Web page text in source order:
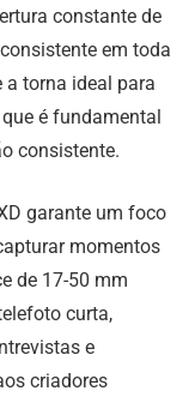
constante de
em toda
a torna ideal para
é fundamental
consistente.
garante um foco
momentos
de 17-50 mm
curta,
e
criadores